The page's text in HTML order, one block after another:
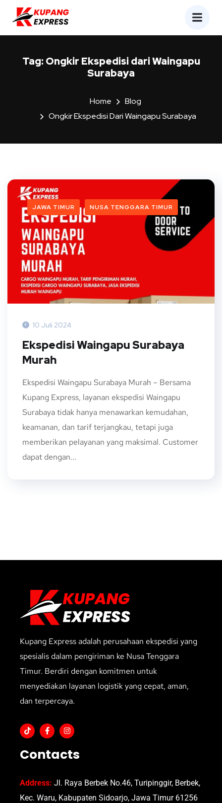
Tag: Ongkir Ekspedisi dari Waingapu
Surabaya
Home
Blog
Ongkir Ekspedisi Dari Waingapu Surabaya
JAWA TIMUR NUSA TENGGARA TIMUR
10 Juli 2024
Ekspedisi Waingapu Surabaya
Murah
Ekspedisi Waingapu Surabaya Murah – Bersama
Kupang Express, layanan ekspedisi Waingapu
Surabaya tidak hanya menawarkan kemudahan,
keamanan, dan tarif terjangkau, tetapi juga
memberikan pelayanan yang maksimal. Customer
dapat dengan...
Kupang Express adalah perusahaan ekspedisi yang
spesialis dalam pengiriman ke Nusa Tenggara
Timur. Berdiri dengan komitmen untuk
menyediakan layanan logistik yang cepat, aman,
dan terpercaya.
Contacts
Address: Jl. Raya Berbek No.46, Turipinggir, Berbek,
Kec. Waru, Kabupaten Sidoarjo, Jawa Timur 61256